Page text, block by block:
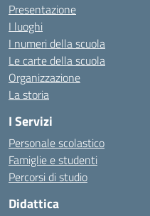
Presentazione
I luoghi
I numeri della scuola
Le carte della scuola
Organizzazione
La storia
I Servizi
Personale scolastico
Famiglie e studenti
Percorsi di studio
Didattica